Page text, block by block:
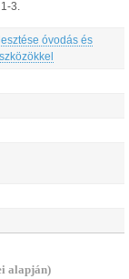
3.
óvodás és
alapján)